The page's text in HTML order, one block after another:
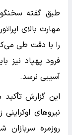
طبق گفته
مهارت بالای
را با دقت طی
فرود پهپاد نیز
آسیبی نرسد.
این گزارش
نیروهای
روزمره